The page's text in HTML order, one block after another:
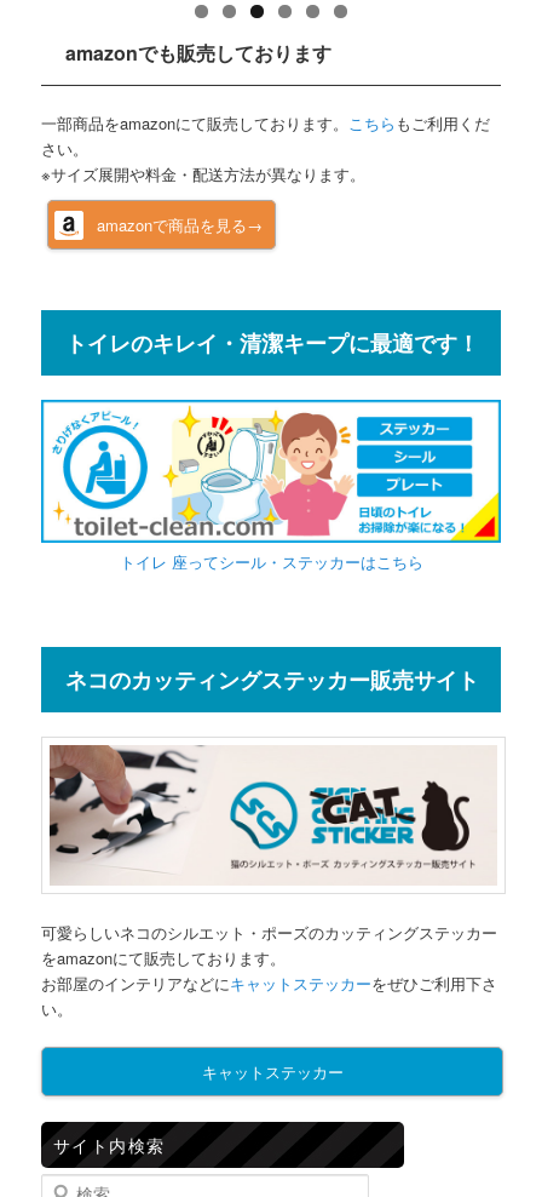
amazonでも販売しております
一部商品をamazonにて販売しております。 こちら もご利用くだ
さい。
※サイズ展開や料金・配送方法が異なります。
amazonで商品を見る→
トイレのキレイ・清潔キープに最適です！
トイレ 座ってシール・ステッカーはこちら
ネコのカッティングステッカー販売サイト
可愛らしいネコのシルエット・ポーズのカッティングステッカー
をamazonにて販売しております。
お部屋のインテリアなどにキャットステッカーをぜひご利用下さ
い。
キャットステッカー
サイト内検索
検索